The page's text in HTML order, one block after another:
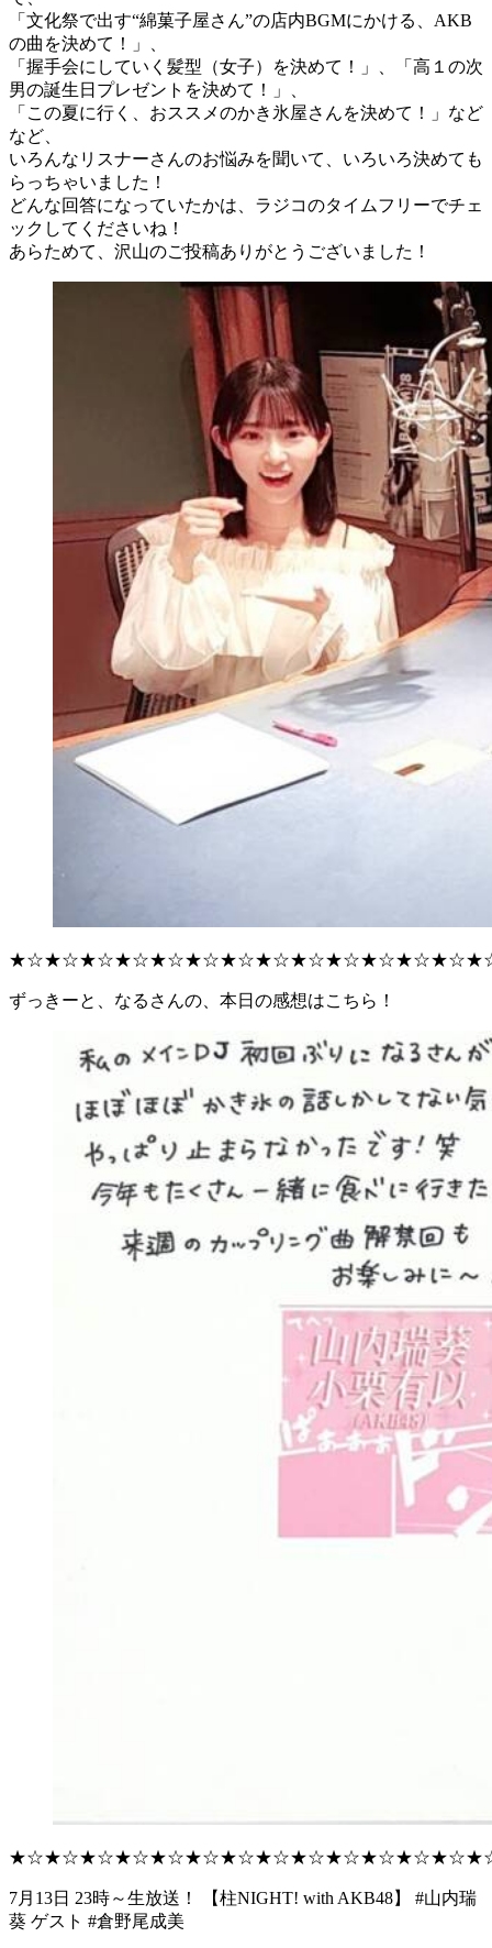
「文化祭で出す“綿菓子屋さん”の店内BGMにかける、AKB
の曲を決めて！」、
「握手会にしていく髪型（女子）を決めて！」、「高１の次
男の誕生日プレゼントを決めて！」、
「この夏に行く、おススメのかき氷屋さんを決めて！」など
など、
いろんなリスナーさんのお悩みを聞いて、いろいろ決めても
らっちゃいました！
どんな回答になっていたかは、ラジコのタイムフリーでチェ
ックしてくださいね！
あらためて、沢山のご投稿ありがとうございました！
ずっきーと、なるさんの、本日の感想はこちら！
7月13日 23時～生放送！ 【柱NIGHT! with AKB48】 #山内瑞
葵 ゲスト #倉野尾成美